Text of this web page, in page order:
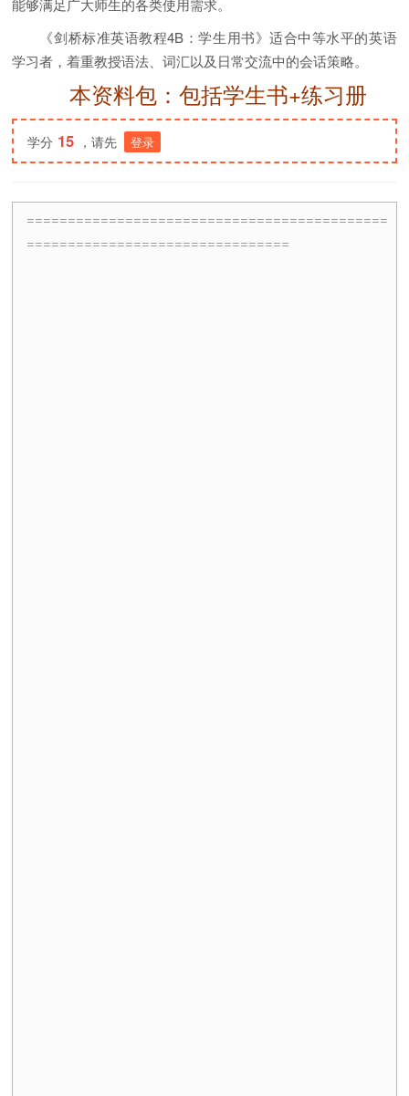
能够满足广大师生的各类使用需求。
《剑桥标准英语教程4B：学生用书》适合中等水平的英语
学习者，着重教授语法、词汇以及日常交流中的会话策略。
本资料包：包括学生书+练习册
学分 15 ，请先 登录
============================================
================================